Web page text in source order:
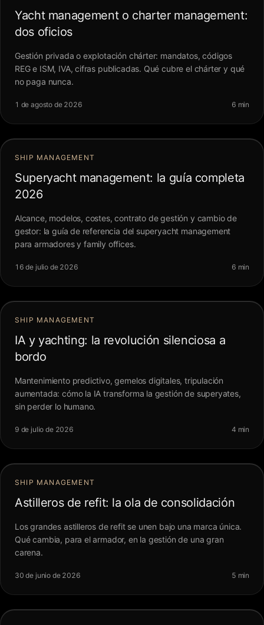
Yacht management o charter management:
dos oficios
Gestión privada o explotación chárter: mandatos, códigos
REG e ISM, IVA, cifras publicadas. Qué cubre el chárter y qué
no paga nunca.
1 de agosto de 2026 6 min
SHIP MANAGEMENT
Superyacht management: la guía completa
2026
Alcance, modelos, costes, contrato de gestión y cambio de
gestor: la guía de referencia del superyacht management
para armadores y family offices.
16 de julio de 2026 6 min
SHIP MANAGEMENT
IA y yachting: la revolución silenciosa a
bordo
Mantenimiento predictivo, gemelos digitales, tripulación
aumentada: cómo la IA transforma la gestión de superyates,
sin perder lo humano.
9 de julio de 2026 4 min
SHIP MANAGEMENT
Astilleros de refit: la ola de consolidación
Los grandes astilleros de refit se unen bajo una marca única.
Qué cambia, para el armador, en la gestión de una gran
carena.
30 de junio de 2026 5 min